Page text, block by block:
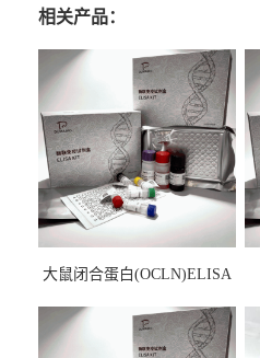
相关产品：
大鼠闭合蛋白(OCLN)ELISA